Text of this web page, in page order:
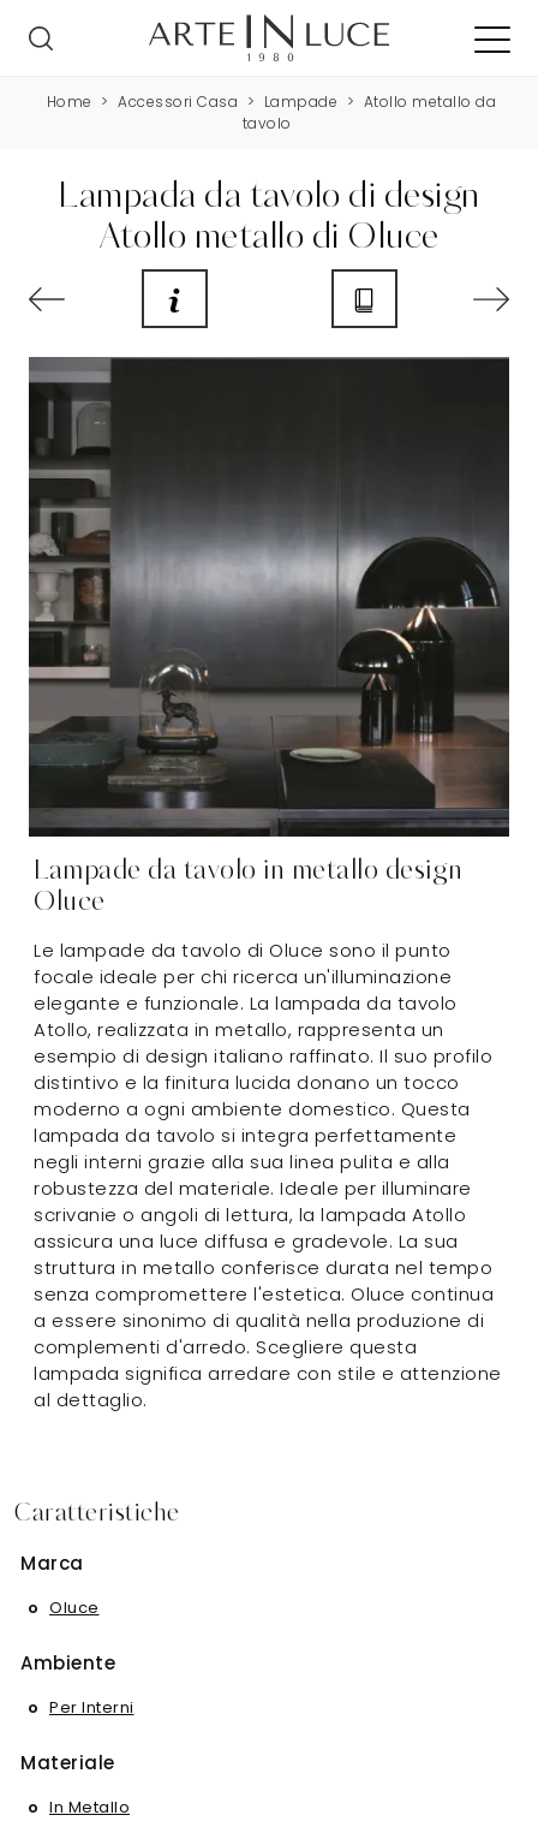
Home > Accessori Casa > Lampade > Atollo metallo da
tavolo
Lampada da tavolo di design
Atollo metallo di Oluce
Lampade da tavolo in metallo design
Oluce
Le lampade da tavolo di Oluce sono il punto
focale ideale per chi ricerca un'illuminazione
elegante e funzionale. La lampada da tavolo
Atollo, realizzata in metallo, rappresenta un
esempio di design italiano raffinato. Il suo profilo
distintivo e la finitura lucida donano un tocco
moderno a ogni ambiente domestico. Questa
lampada da tavolo si integra perfettamente
negli interni grazie alla sua linea pulita e alla
robustezza del materiale. Ideale per illuminare
scrivanie o angoli di lettura, la lampada Atollo
assicura una luce diffusa e gradevole. La sua
struttura in metallo conferisce durata nel tempo
senza compromettere l'estetica. Oluce continua
a essere sinonimo di qualità nella produzione di
complementi d'arredo. Scegliere questa
lampada significa arredare con stile e attenzione
al dettaglio.
Caratteristiche
Marca
Oluce
Ambiente
Per Interni
Materiale
In Metallo